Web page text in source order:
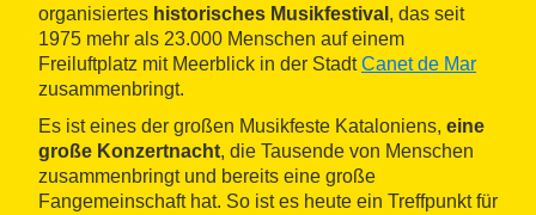
organisiertes historisches Musikfestival , das seit
1975 mehr als 23.000 Menschen auf einem
Freiluftplatz mit Meerblick in der StadtCanet de Mar
zusammenbringt.
Es ist eines der großen Musikfeste Kataloniens, eine
große Konzertnacht, die Tausende von Menschen
zusammenbringt und bereits eine große
Fangemeinschaft hat. So ist es heute ein Treffpunkt für